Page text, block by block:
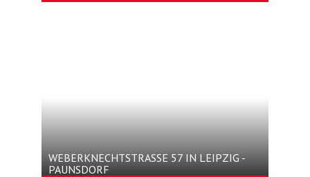
WEBERKNECHTSTRASSE 57 IN LEIPZIG - P
AUNSDORF